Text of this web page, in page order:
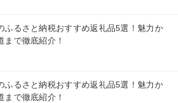
ふるさと納税おすすめ返礼品5選！魅力か
まで徹底紹介！
ふるさと納税おすすめ返礼品5選！魅力か
まで徹底紹介！